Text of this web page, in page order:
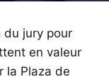
du jury pour
en valeur
la Plaza de